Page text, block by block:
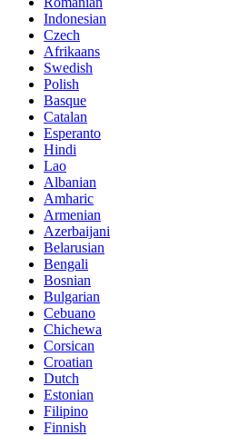
Indonesian
Czech
Afrikaans
Swedish
Polish
Basque
Catalan
Esperanto
Hindi
Lao
Albanian
Amharic
Armenian
Azerbaijani
Belarusian
Bengali
Bosnian
Bulgarian
Cebuano
Chichewa
Corsican
Croatian
Dutch
Estonian
Filipino
Finnish